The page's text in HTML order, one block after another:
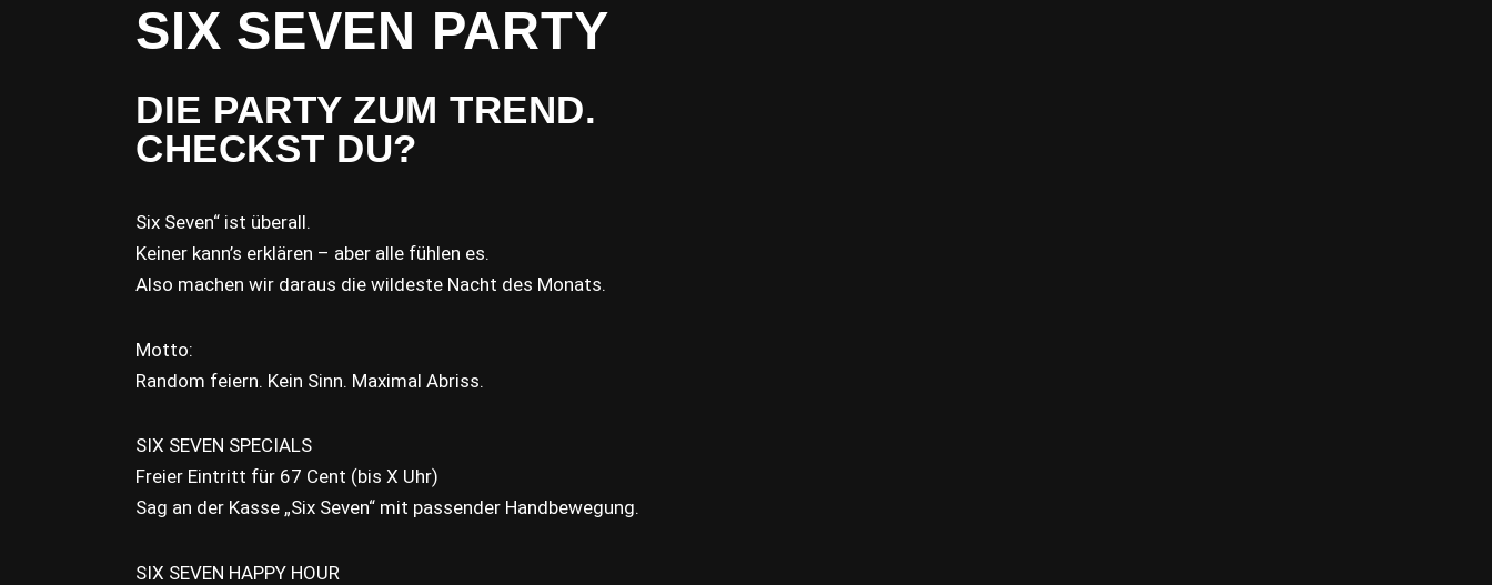
SIX SEVEN PARTY
DIE PARTY ZUM TREND.
CHECKST DU?
Six Seven“ ist überall.
Keiner kann’s erklären – aber alle fühlen es.
Also machen wir daraus die wildeste Nacht des Monats.
Motto:
Random feiern. Kein Sinn. Maximal Abriss.
SIX SEVEN SPECIALS
Freier Eintritt für 67 Cent (bis X Uhr)
Sag an der Kasse „Six Seven“ mit passender Handbewegung.
SIX SEVEN HAPPY HOUR